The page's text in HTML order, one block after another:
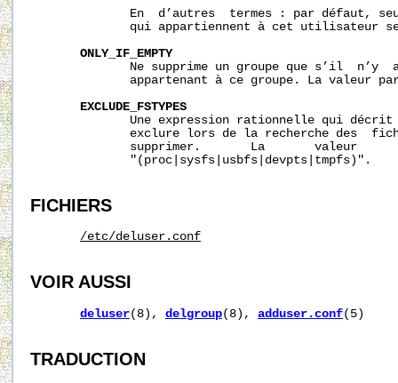
En  d’autres  termes : par défaut,
qui appartiennent à cet utilisateur
ONLY_IF_EMPTY
Ne supprime un groupe que s’il  n’y
appartenant à ce groupe. La valeur
EXCLUDE_FSTYPES
Une expression rationnelle qui
exclure lors de la recherche des
supprimer.       La       valeur
              "(proc|sysfs|usbfs|devpts|tmpfs)".
FICHIERS
/etc/deluser.conf
VOIR AUSSI
deluser(8), delgroup(8), adduser.conf(5)
TRADUCTION